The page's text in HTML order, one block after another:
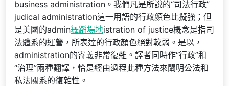
business administration。我們凡是所說的“司法行政”
judical administration這一用語的行政顏色比擬強；但
是美國的admin舞蹈場地istration of justice概念是指司
法體系的運營，所表達的行政顏色絕對較弱。是以，
administration的寄義非常復雜。譯者同時作“行政”和
“治理”兩種翻譯，恰是經由過程此種方法來闡明公法和
私法關系的復雜性。